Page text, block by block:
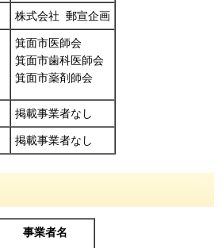
株式会社 郵宣企画
箕面市医師会
箕面市歯科医師会
箕面市薬剤師会
掲載事業者なし
掲載事業者なし
事業者名